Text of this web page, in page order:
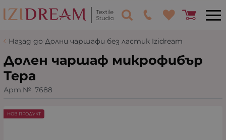
Назад до Долни чаршафи без ластик Izidream
Долен чаршаф микрофибър
Тера
Арт.№: 7688
НОВ ПРОДУКТ